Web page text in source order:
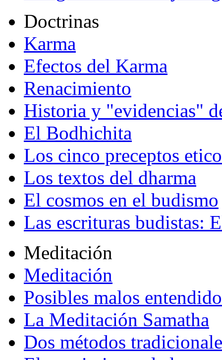
Doctrinas
Karma
Efectos del Karma
Renacimiento
Historia y "evidencias"
El Bodhichita
Los cinco preceptos
Los textos del dharma
El cosmos en el budismo
Las escrituras budistas:
Meditación
Meditación
Posibles malos
La Meditación Samatha
Dos métodos